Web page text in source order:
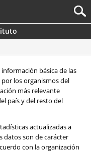
básica de las
los organismos del
más relevante
país y del resto del
actualizadas a
datos son de carácter
con la organización